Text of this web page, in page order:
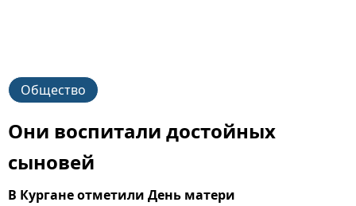
Общество
Они воспитали достойных
сыновей
В Кургане отметили День матери